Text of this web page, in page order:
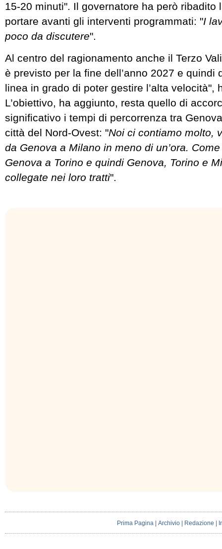
15-20 minuti". Il governatore ha però ribadito
portare avanti gli interventi programmati: "I
poco da discutere".
Al centro del ragionamento anche il Terzo
è previsto per la fine dell’anno 2027 e quindi
linea in grado di poter gestire l’alta velocità",
L’obiettivo, ha aggiunto, resta quello di
significativo i tempi di percorrenza tra
città del Nord-Ovest: "Noi ci contiamo molto,
da Genova a Milano in meno di un’ora.
Genova a Torino e quindi Genova, Torino e
collegate nei loro tratti".
Prima Pagina |Archivio Redazione